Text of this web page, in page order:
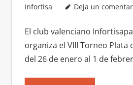
Infortisa
Deja un
El club valenciano
organiza el VIII Torneo Plata
del 26 de enero al 1 de